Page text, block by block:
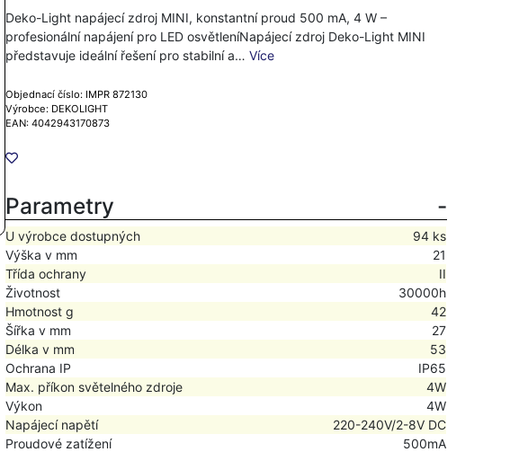
Deko-Light napájecí zdroj MINI, konstantní proud 500 mA, 4 W –
profesionální napájení pro LED osvětleníNapájecí zdroj Deko-Light MINI
představuje ideální řešení pro stabilní a…Více
Objednací číslo: IMPR 872130
Výrobce: DEKOLIGHT
EAN: 4042943170873
Parametry
U výrobce dostupných
94 ks
Výška v mm
21
Třída ochrany
II
Životnost
30000h
Hmotnost g
42
Šířka v mm
27
Délka v mm
53
Ochrana IP
IP65
Max. příkon světelného zdroje
4W
Výkon
4W
Napájecí napětí
220-240V/2-8V DC
Proudové zatížení
500mA